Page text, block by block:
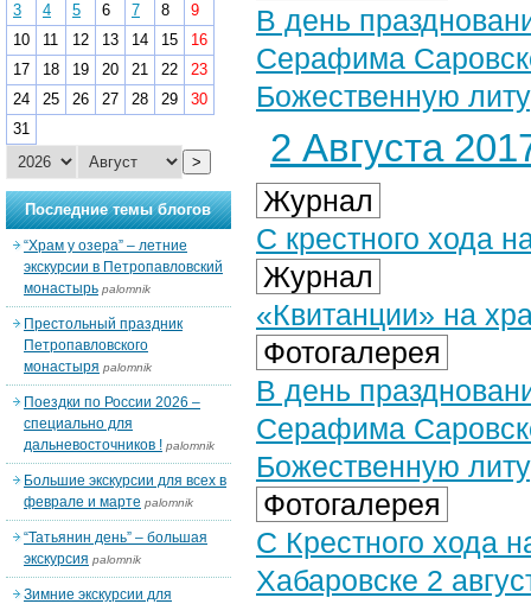
В день
Серафима
Божественную
2 Августа
Журнал
С крестного хода
Журнал
«Квитанции» на
Фотогалерея
В день
Серафима
Божественную
Фотогалерея
С Крестного хода
Хабаровске 2
3
4 5 6 7 8
9
10
11 12 13 14 15
16
17
18 19 20 21 22
23
24
25 26 27 28 29
30
31
>
Последние темы блогов
“Храм у озера” – летние
экскурсии в Петропавловский
монастырь palomnik
Престольный праздник
Петропавловского
монастыря palomnik
Поездки по России 2026 –
специально для
дальневосточников ! palomnik
Большие экскурсии для всех в
феврале и марте palomnik
“Татьянин день” – большая
экскурсия palomnik
Зимние экскурсии для